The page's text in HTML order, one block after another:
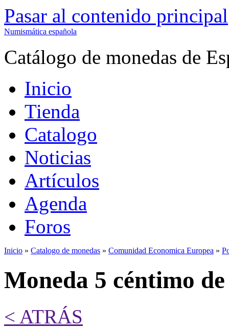
Pasar al contenido principal
Numismática española
Catálogo de monedas de
Inicio
Tienda
Catalogo
Noticias
Artículos
Agenda
Foros
Inicio » Catalogo de monedas » Comunidad Economica Europea »
Moneda 5 céntimo
< ATRÁS